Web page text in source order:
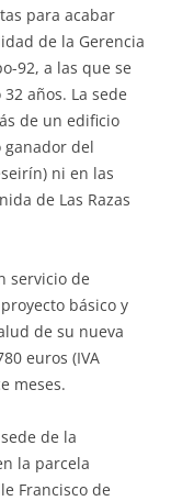
para acabar
de la Gerencia
92, a las que se
años. La sede
de un edificio
ganador del
ni en las
de Las Razas
servicio de
básico y
de su nueva
euros (IVA
meses.
de la
la parcela
Francisco de